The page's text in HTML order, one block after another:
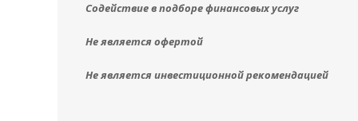
Содействие в подборе финансовых услуг
Не является офертой
Не является инвестиционной рекомендацией